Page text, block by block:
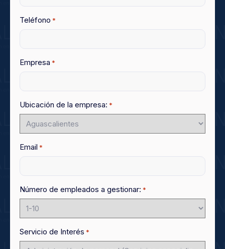
Teléfono *
Empresa *
Ubicación de la empresa: *
Email *
Número de empleados a gestionar: *
Servicio de Interés *